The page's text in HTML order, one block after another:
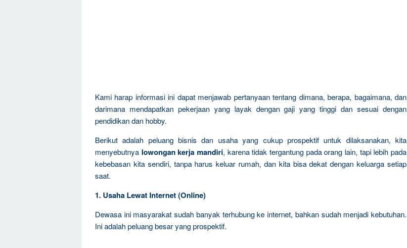
Kami harap informasi ini dapat menjawab pertanyaan tentang dimana, berapa, bagaimana, dan
darimana mendapatkan pekerjaan yang layak dengan gaji yang tinggi dan sesuai dengan
pendidikan dan hobby.
Berikut adalah peluang bisnis dan usaha yang cukup prospektif untuk dilaksanakan, kita
menyebutnya lowongan kerja mandiri, karena tidak tergantung pada orang lain, tapi lebih pada
kebebasan kita sendiri, tanpa harus keluar rumah, dan kita bisa dekat dengan keluarga setiap
saat.
1. Usaha Lewat Internet (Online)
Dewasa ini masyarakat sudah banyak terhubung ke internet, bahkan sudah menjadi kebutuhan.
Ini adalah peluang besar yang prospektif.